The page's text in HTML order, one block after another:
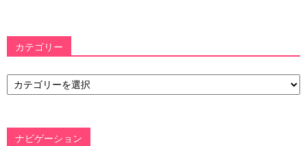
カテゴリー
カ
テ
ー
ナビゲーション